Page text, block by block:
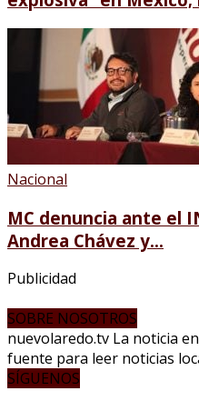
Nacional
MC denuncia ante el
Andrea Chávez y...
Publicidad
SOBRE NOSOTROS
nuevolaredo.tv La noticia
fuente para leer noticias
SÍGUENOS